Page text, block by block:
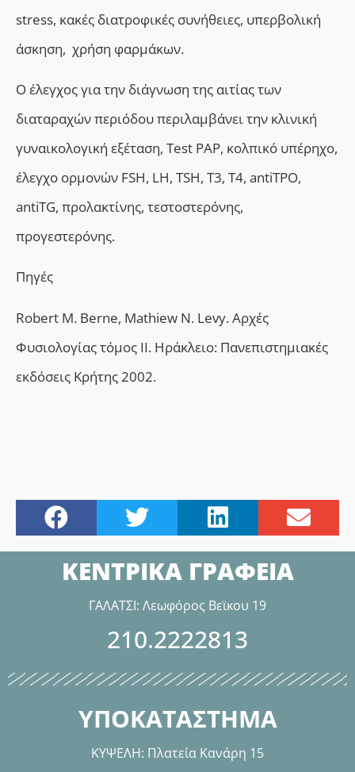
stress, κακές διατροφικές συνήθειες, υπερβολική
άσκηση, χρήση φαρμάκων.
Ο έλεγχος για την διάγνωση της αιτίας των
διαταραχών περιόδου περιλαμβάνει την κλινική
γυναικολογική εξέταση, Τest PAP, κολπικό υπέρηχο,
έλεγχο ορμονών FSH, LH, TSH, T3, T4, antiTPO,
antiTG, προλακτίνης, τεστοστερόνης,
προγεστερόνης.
Πηγές
Robert M. Berne, Mathiew N. Levy. Αρχές
Φυσιολογίας τόµος ΙΙ. Ηράκλειο: Πανεπιστηµιακές
εκδόσεις Κρήτης 2002.
ΚΕΝΤΡΙΚΑ ΓΡΑΦΕΙΑ
ΓΑΛΑΤΣΙ: Λεωφόρος Βεϊκου 19
210.2222813
ΥΠΟΚΑΤΑΣΤΗΜΑ
ΚΥΨΕΛΗ: Πλατεία Κανάρη 15